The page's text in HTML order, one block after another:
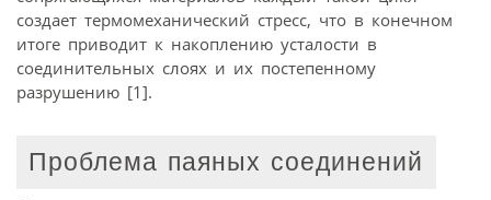
создает термомеханический стресс, что в конечном
итоге приводит к накоплению усталости в
соединительных слоях и их постепенному
разрушению [1].
Проблема паяных соединений